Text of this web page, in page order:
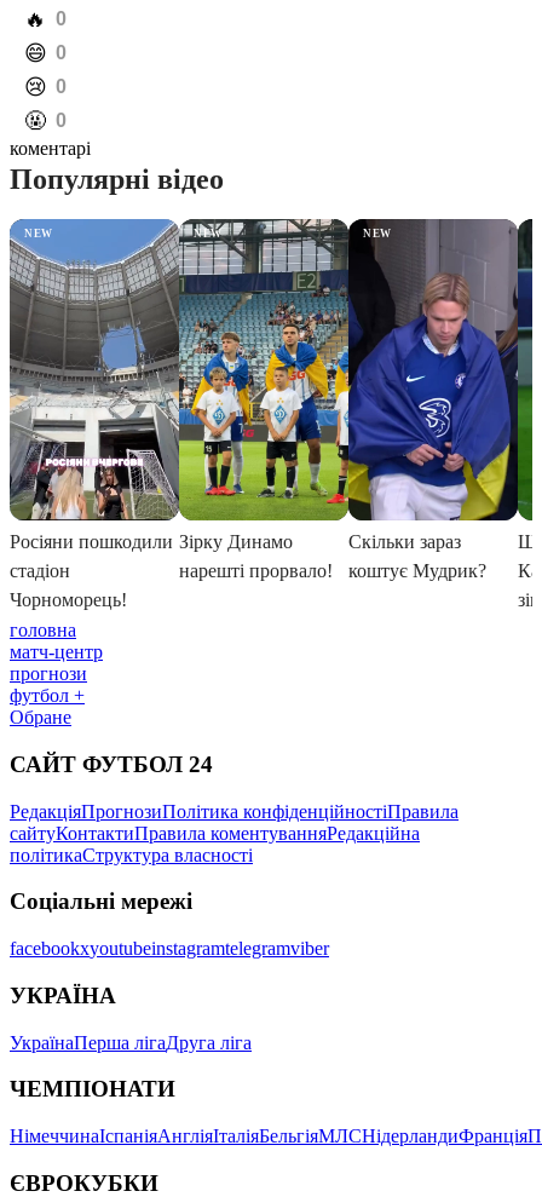
️🔥 0
️😄 0
️😢 0
️🤬 0
коментарі
головна
матч-центр
прогнози
футбол +
Обране
САЙТ ФУТБОЛ 24
РедакціяПрогнозиПолітика конфіденційностіПравила
сайтуКонтактиПравила коментуванняРедакційна
політикаСтруктура власності
Соціальні мережі
facebookxyoutubeinstagramtelegramviber
УКРАЇНА
УкраїнаПерша лігаДруга ліга
ЧЕМПІОНАТИ
НімеччинаІспаніяАнгліяІталіяБельгіяМЛСНідерландиФранція
ЄВРОКУБКИ